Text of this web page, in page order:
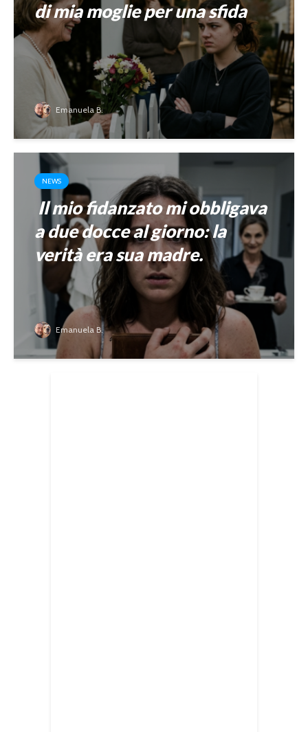
di mia moglie per una sfida
Emanuela B.
NEWS
Il mio fidanzato mi obbligava
a due docce al giorno: la
verità era sua madre.
Emanuela B.